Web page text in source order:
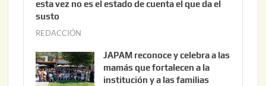
esta vez no es el estado de cuenta el que da el
susto
REDACCIÓN
o
s
JAPAM reconoce y celebra a las
mamás que fortalecen a la
institución y a las familias